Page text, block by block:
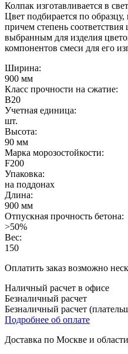
Колпак изготавливается в
Цвет подбирается по
причем степень соответствия
выбранным для изделия
компонентов смеси для его
Ширина:
900 мм
Класс прочности на сжатие:
B20
Учетная единица:
шт.
Высота:
90 мм
Марка морозостойкости:
F200
Упаковка:
на поддонах
Длина:
900 мм
Отпускная прочность бетона:
>50%
Вес:
150
Оплатить заказ возможно
Наличный расчет в офисе
Безналичный расчет
Безналичный расчет
Подробнее об оплате
Доставка по Москве и